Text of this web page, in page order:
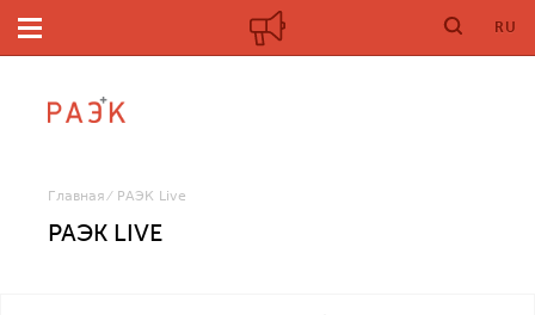
RU
Главная РАЭК Live
РАЭК LIVE